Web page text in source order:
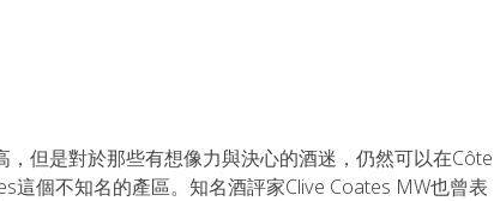
但是對於那些有想像力與決心的酒迷，仍然可以在Côte
個不知名的產區。知名酒評家Clive Coates MW也曾表